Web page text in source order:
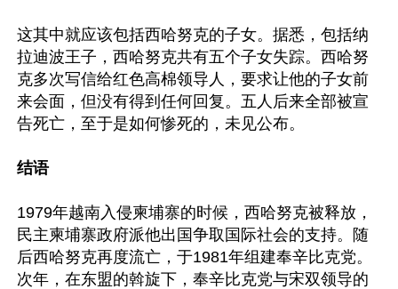
这其中就应该包括西哈努克的子女。据悉，包括纳
拉迪波王子，西哈努克共有五个子女失踪。西哈努
克多次写信给红色高棉领导人，要求让他的子女前
来会面，但没有得到任何回复。五人后来全部被宣
告死亡，至于是如何惨死的，未见公布。
结语
1979年越南入侵柬埔寨的时候，西哈努克被释放，
民主柬埔寨政府派他出国争取国际社会的支持。随
后西哈努克再度流亡，于1981年组建奉辛比克党。
次年，在东盟的斡旋下，奉辛比克党与宋双领导的